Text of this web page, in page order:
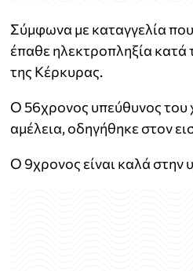
Σύμφωνα με καταγγελία
έπαθε ηλεκτροπληξία κατά
της Κέρκυρας.
Ο 56χρονος υπεύθυνος του
αμέλεια, οδηγήθηκε στον
Ο 9χρονος είναι καλά στην